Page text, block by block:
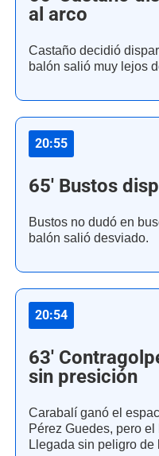
al arco
Castaño decidió
balón salió muy lejos
20:55
65' Bustos
Bustos no dudó en
balón salió desviado.
20:54
63'
sin presición
Carabalí ganó el
Pérez Guedes, pero
Llegada sin peligro de